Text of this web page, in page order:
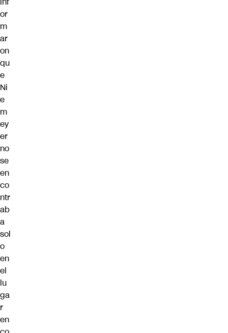
or
m
ar
on
qu
e
Ni
e
m
ey
er
no
se
en
co
ntr
ab
a
sol
o
en
el
lu
ga
r
en